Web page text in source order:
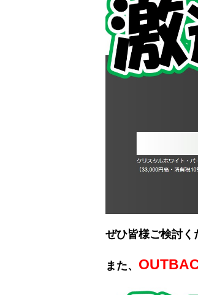
ぜひ皆様ご検討く
また、